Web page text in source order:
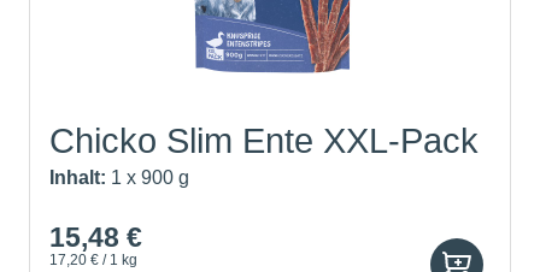
Chicko Slim Ente XXL-Pack
Inhalt: 1 x 900 g
15,48 €
17,20 € / 1 kg